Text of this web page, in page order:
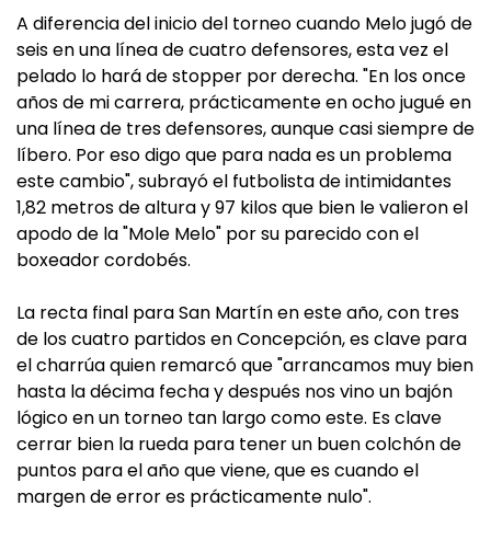
A diferencia del inicio del torneo cuando Melo jugó de
seis en una línea de cuatro defensores, esta vez el
pelado lo hará de stopper por derecha. "En los once
años de mi carrera, prácticamente en ocho jugué en
una línea de tres defensores, aunque casi siempre de
líbero. Por eso digo que para nada es un problema
este cambio", subrayó el futbolista de intimidantes
1,82 metros de altura y 97 kilos que bien le valieron el
apodo de la "Mole Melo" por su parecido con el
boxeador cordobés.
La recta final para San Martín en este año, con tres
de los cuatro partidos en Concepción, es clave para
el charrúa quien remarcó que "arrancamos muy bien
hasta la décima fecha y después nos vino un bajón
lógico en un torneo tan largo como este. Es clave
cerrar bien la rueda para tener un buen colchón de
puntos para el año que viene, que es cuando el
margen de error es prácticamente nulo".